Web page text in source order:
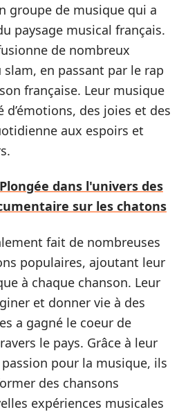
groupe de musique qui a
paysage musical français.
de nombreux
en passant par le rap
française. Leur musique
d’émotions, des joies et des
aux espoirs et
Plongée dans l'univers des
sur les chatons
fait de nombreuses
populaires, ajoutant leur
à chaque chanson. Leur
et donner vie à des
a gagné le coeur de
le pays. Grâce à leur
pour la musique, ils
des chansons
expériences musicales